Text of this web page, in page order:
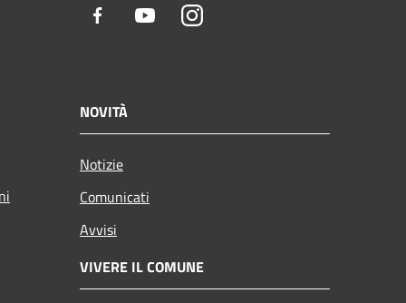
Facebook YoutubeInstagram
NOVITÀ
Notizie
Comunicati
Avvisi
VIVERE IL COMUNE